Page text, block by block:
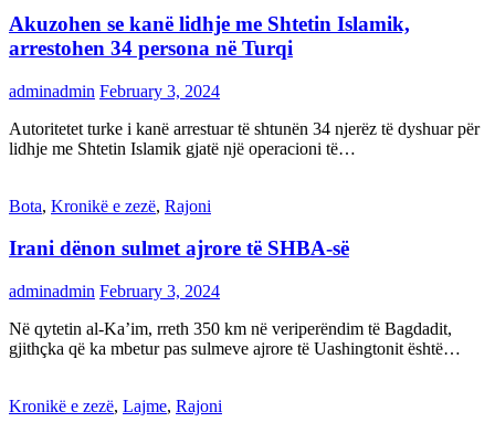
Akuzohen se kanë lidhje me Shtetin Islamik,
arrestohen 34 persona në Turqi
adminadmin February 3, 2024
Autoritetet turke i kanë arrestuar të shtunën 34 njerëz të dyshuar për
lidhje me Shtetin Islamik gjatë një operacioni të…
Bota, Kronikë e zezë, Rajoni
Irani dënon sulmet ajrore të SHBA-së
adminadmin February 3, 2024
Në qytetin al-Ka’im, rreth 350 km në veriperëndim të Bagdadit,
gjithçka që ka mbetur pas sulmeve ajrore të Uashingtonit është…
Kronikë e zezë, Lajme, Rajoni